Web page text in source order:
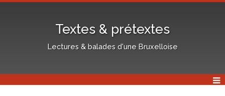
Textes & prétextes
Lectures & balades d'une Bruxelloise